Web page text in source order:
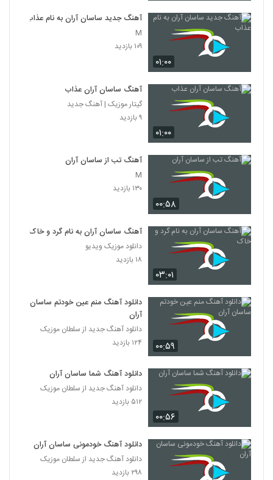
۰۱:۰۰
آهنگ جدید ساسان آران به نام عذاب
M
۱۰۹ بازدید
۰۱:۰۰
آهنگ ساسان آران عذاب
گیتار موزیک | آهنگ جدید
۹ بازدید
۰۰:۵۸
آهنگ تب از ساسان آران
M
۱۳۰ بازدید
۰۳:۰۱
آهنگ ساسان آران به نام گرد و خاک
دانلود موزیک ویدیو
۱۸ بازدید
۰۰:۵۹
دانلود آهنگ منم عین خودتم ساسان
آران
دانلود آهنگ جدید از سلطان موزیک
۱۲۴ بازدید
۰۰:۵۶
دانلود آهنگ شما ساسان آران
دانلود آهنگ جدید از سلطان موزیک
۵۱۲ بازدید
دانلود آهنگ خودمونی ساسان آران
دانلود آهنگ جدید از سلطان موزیک
۲۹۸ بازدید